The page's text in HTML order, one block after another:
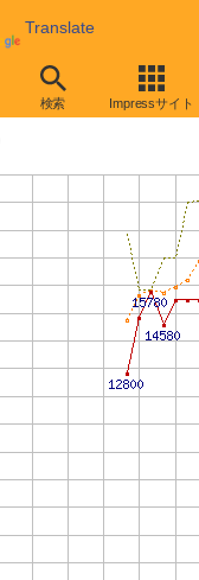
Translate
検索 Impressサイト